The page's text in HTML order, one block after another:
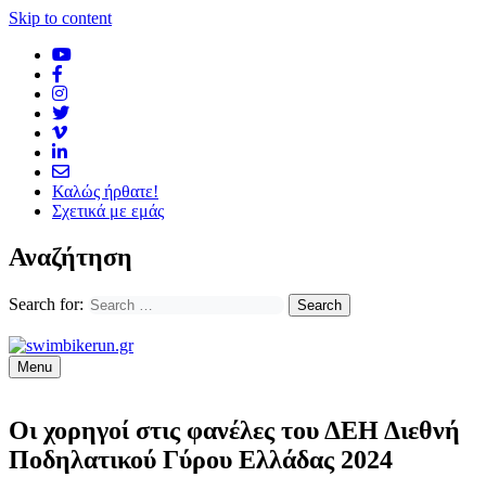
Skip to content
Καλώς ήρθατε!
Σχετικά με εμάς
Αναζήτηση
Search for:
Menu
Οι χορηγοί στις φανέλες του ΔΕΗ Διεθνή
Ποδηλατικού Γύρου Ελλάδας 2024